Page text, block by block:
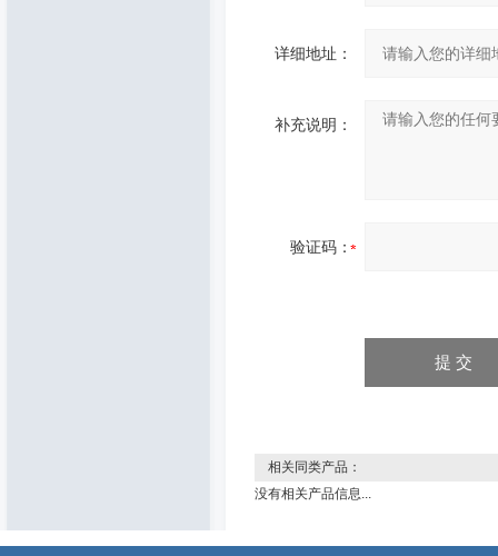
详细地址：
补充说明：
验证码：
相关同类产品：
没有相关产品信息...